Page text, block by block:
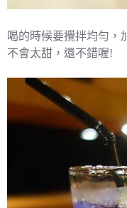
喝的時候要攪拌均勻，
不會太甜，還不錯喔!